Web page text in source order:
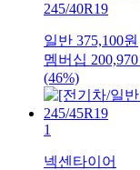
245/40R19
일반 375,100원
멤버십 200,970
(46%)
1
넥센타이어